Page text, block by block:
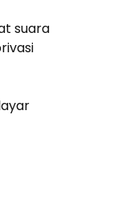
suara